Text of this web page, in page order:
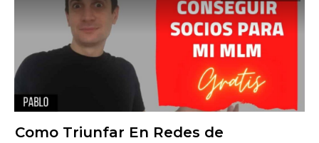
Como Triunfar En Redes de